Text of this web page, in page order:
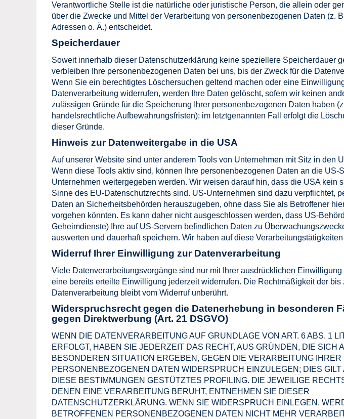
Verantwortliche Stelle ist die natürliche oder juristische Person, die allein oder
über die Zwecke und Mittel der Verarbeitung von personenbezogenen Daten (z.
Adressen o. Ä.) entscheidet.
Speicherdauer
Soweit innerhalb dieser Datenschutzerklärung keine speziellere Speicherdauer
verbleiben Ihre personenbezogenen Daten bei uns, bis der Zweck für die
Wenn Sie ein berechtigtes Löschersuchen geltend machen oder eine
Datenverarbeitung widerrufen, werden Ihre Daten gelöscht, sofern wir keinen
zulässigen Gründe für die Speicherung Ihrer personenbezogenen Daten haben
handelsrechtliche Aufbewahrungsfristen); im letztgenannten Fall erfolgt die
dieser Gründe.
Hinweis zur Datenweitergabe in die USA
Auf unserer Website sind unter anderem Tools von Unternehmen mit Sitz in den
Wenn diese Tools aktiv sind, können Ihre personenbezogenen Daten an die US-
Unternehmen weitergegeben werden. Wir weisen darauf hin, dass die USA kein
Sinne des EU-Datenschutzrechts sind. US-Unternehmen sind dazu verpflichtet,
Daten an Sicherheitsbehörden herauszugeben, ohne dass Sie als Betroffener
vorgehen könnten. Es kann daher nicht ausgeschlossen werden, dass US-
Geheimdienste) Ihre auf US-Servern befindlichen Daten zu
auswerten und dauerhaft speichern. Wir haben auf diese
Widerruf Ihrer Einwilligung zur Datenverarbeitung
Viele Datenverarbeitungsvorgänge sind nur mit Ihrer ausdrücklichen
eine bereits erteilte Einwilligung jederzeit widerrufen. Die Rechtmäßigkeit der bis
Datenverarbeitung bleibt vom Widerruf unberührt.
Widerspruchsrecht gegen die Datenerhebung in besonderen
gegen Direktwerbung (Art. 21 DSGVO)
WENN DIE DATENVERARBEITUNG AUF GRUNDLAGE VON ART. 6 ABS. 1
ERFOLGT, HABEN SIE JEDERZEIT DAS RECHT, AUS GRÜNDEN, DIE SICH
BESONDEREN SITUATION ERGEBEN, GEGEN DIE VERARBEITUNG IHRER
PERSONENBEZOGENEN DATEN WIDERSPRUCH EINZULEGEN; DIES
DIESE BESTIMMUNGEN GESTÜTZTES PROFILING. DIE JEWEILIGE
DENEN EINE VERARBEITUNG BERUHT, ENTNEHMEN SIE DIESER
DATENSCHUTZERKLÄRUNG. WENN SIE WIDERSPRUCH EINLEGEN,
BETROFFENEN PERSONENBEZOGENEN DATEN NICHT MEHR